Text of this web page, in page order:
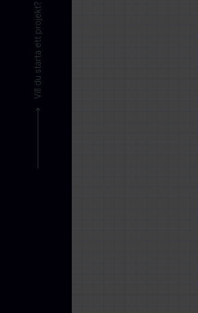
Vill du starta ett projekt?